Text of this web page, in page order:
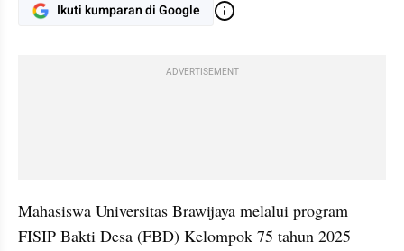
Ikuti kumparan di Google
ADVERTISEMENT
Mahasiswa Universitas Brawijaya melalui program
FISIP Bakti Desa (FBD) Kelompok 75 tahun 2025